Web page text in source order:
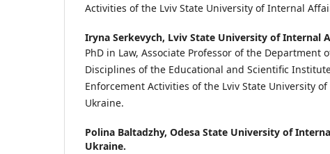
Activities of the Lviv State University of Internal
Iryna Serkevych, Lviv State University of Internal
PhD in Law, Associate Professor of the Department
Disciplines of the Educational and Scientific
Enforcement Activities of the Lviv State University
Ukraine.
Polina Baltadzhy, Odesa State University of
Ukraine.